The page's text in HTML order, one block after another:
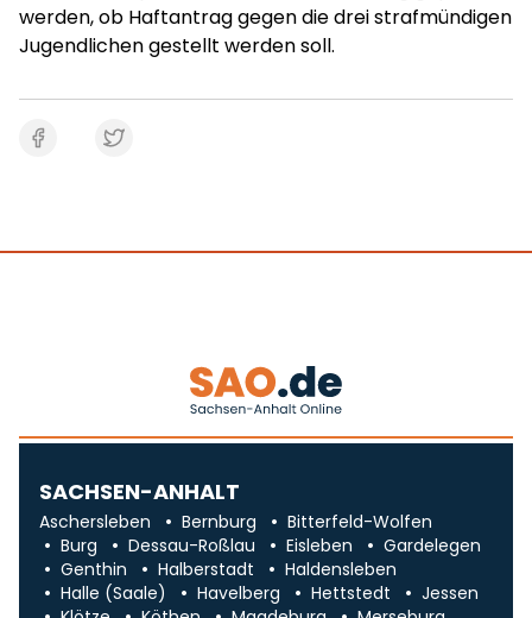
werden, ob Haftantrag gegen die drei strafmündigen
Jugendlichen gestellt werden soll.
SACHSEN-ANHALT
Aschersleben Bernburg
Bitterfeld-Wolfen
Burg
Dessau-Roßlau Eisleben
Gardelegen
Genthin
Halberstadt
Haldensleben
Halle (Saale)
Havelberg Hettstedt
Jessen